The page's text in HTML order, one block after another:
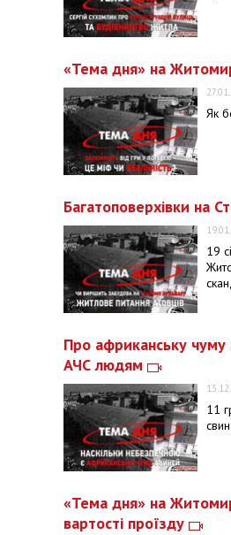
«Тема дня» на
Як
Багатоповерхівки на
19
Про африканську чуму
АЧС людям
11
«Тема дня» на
вартості проїзду